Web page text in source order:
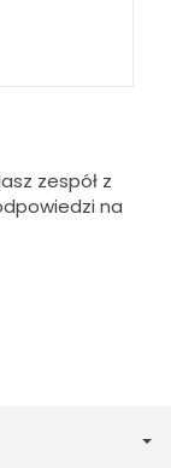
zespół z
na